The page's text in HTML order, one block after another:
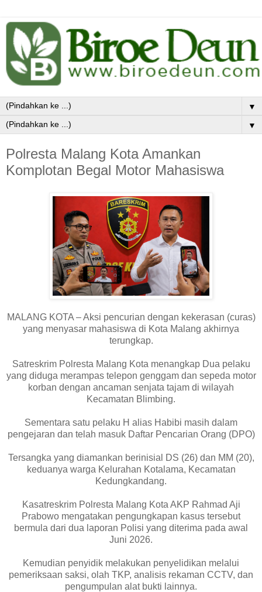
▼
▼
Polresta Malang Kota Amankan
Komplotan Begal Motor Mahasiswa
MALANG KOTA – Aksi pencurian dengan kekerasan (curas)
yang menyasar mahasiswa di Kota Malang akhirnya
terungkap.
Satreskrim Polresta Malang Kota menangkap Dua pelaku
yang diduga merampas telepon genggam dan sepeda motor
korban dengan ancaman senjata tajam di wilayah
Kecamatan Blimbing.
Sementara satu pelaku H alias Habibi masih dalam
pengejaran dan telah masuk Daftar Pencarian Orang (DPO)
Tersangka yang diamankan berinisial DS (26) dan MM (20),
keduanya warga Kelurahan Kotalama, Kecamatan
Kedungkandang.
Kasatreskrim Polresta Malang Kota AKP Rahmad Aji
Prabowo mengatakan pengungkapan kasus tersebut
bermula dari dua laporan Polisi yang diterima pada awal
Juni 2026.
Kemudian penyidik melakukan penyelidikan melalui
pemeriksaan saksi, olah TKP, analisis rekaman CCTV, dan
pengumpulan alat bukti lainnya.